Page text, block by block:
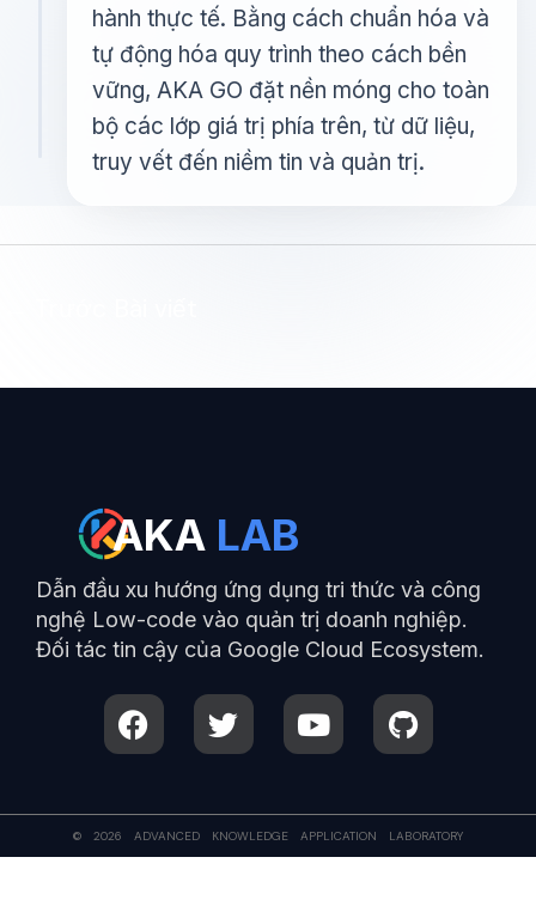
hành thực tế. Bằng cách chuẩn hóa và
tự động hóa quy trình theo cách bền
vững, AKA GO đặt nền móng cho toàn
bộ các lớp giá trị phía trên, từ dữ liệu,
truy vết đến niềm tin và quản trị.
AKA LAB
Dẫn đầu xu hướng ứng dụng tri thức và công
nghệ Low-code vào quản trị doanh nghiệp.
Đối tác tin cậy của Google Cloud Ecosystem.
a
c
o
o
w
i
e
r
o
u
b
e
i
t
b
© 2026 ADVANCED KNOWLEDGE APPLICATION LABORATORY